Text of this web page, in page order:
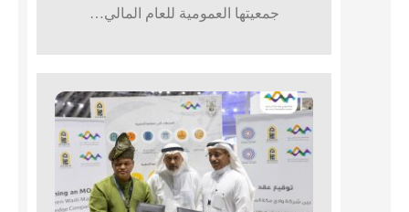
جمعيتها العمومية للعام المالي…